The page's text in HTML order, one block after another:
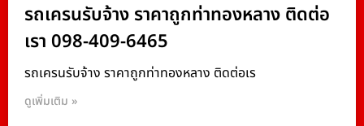
รถเครนรับจ้าง ราคาถูกท่าทองหลาง ติดต่อ
เรา 098-409-6465
รถเครนรับจ้าง ราคาถูกท่าทองหลาง ติดต่อเร
ดูเพิ่มเติม »